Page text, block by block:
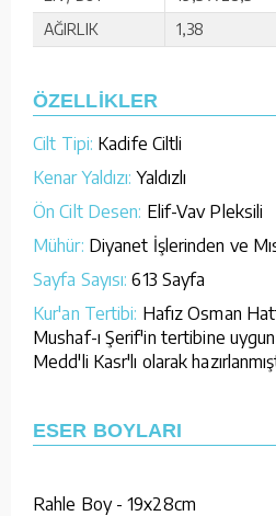
AĞIRLIK
1,38
ÖZELLİKLER
Cilt Tipi: Kadife Ciltli
Kenar Yaldızı: Yaldızlı
Ön Cilt Desen: Elif-Vav Pleksili
Mühür: Diyanet İşlerinden ve
Sayfa Sayısı: 613 Sayfa
Kur'an Tertibi: Hafız Osman
Mushaf-ı Şerif'in tertibine
Medd'li Kasr'lı olarak
ESER BOYLARI
Rahle Boy - 19x28cm